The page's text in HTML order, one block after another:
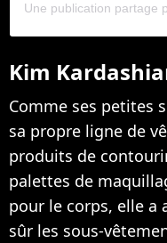
Une publication partage
Kim
Comme ses petites
sa propre ligne de
produits de
palettes de
pour le corps, elle a
sûr les sous-